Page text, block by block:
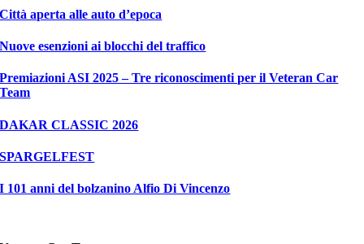
Città aperta alle auto d’epoca
Nuove esenzioni ai blocchi del traffico
Premiazioni ASI 2025 – Tre riconoscimenti per il Veteran Car
Team
DAKAR CLASSIC 2026
SPARGELFEST
I 101 anni del bolzanino Alfio Di Vincenzo